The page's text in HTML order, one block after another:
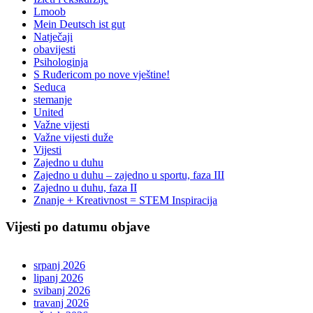
Lmoob
Mein Deutsch ist gut
Natječaji
obavijesti
Psihologinja
S Ruđericom po nove vještine!
Seduca
stemanje
United
Važne vijesti
Važne vijesti duže
Vijesti
Zajedno u duhu
Zajedno u duhu – zajedno u sportu, faza III
Zajedno u duhu, faza II
Znanje + Kreativnost = STEM Inspiracija
Vijesti po datumu objave
srpanj 2026
lipanj 2026
svibanj 2026
travanj 2026